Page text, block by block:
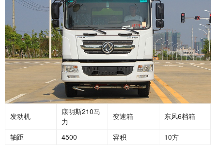
发动机
康明斯210马
力
变速箱 东风6档箱
轴距 4500 容积 10方